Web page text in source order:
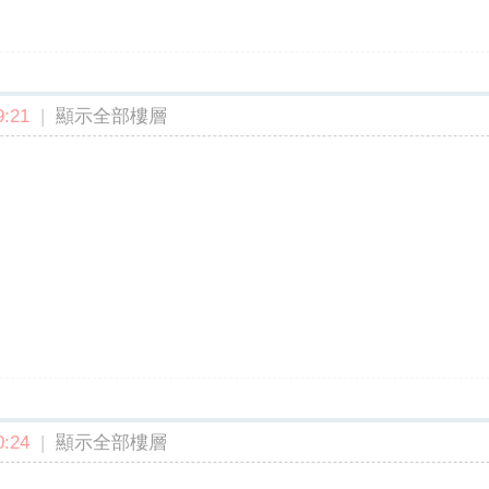
| 顯示全部樓層
| 顯示全部樓層